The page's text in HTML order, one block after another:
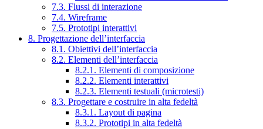
7.3. Flussi di interazione
7.4. Wireframe
7.5. Prototipi interattivi
8. Progettazione dell’interfaccia
8.1. Obiettivi dell’interfaccia
8.2. Elementi dell’interfaccia
8.2.1. Elementi di composizione
8.2.2. Elementi interattivi
8.2.3. Elementi testuali (microtesti)
8.3. Progettare e costruire in alta fedeltà
8.3.1. Layout di pagina
8.3.2. Prototipi in alta fedeltà